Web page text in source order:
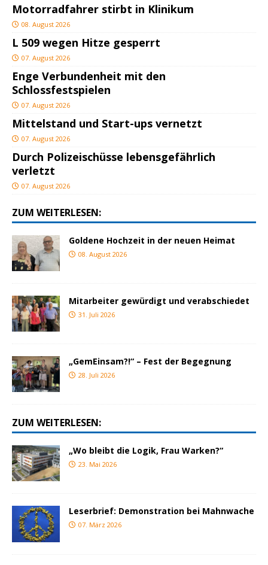
Motorradfahrer stirbt in Klinikum
08. August 2026
L 509 wegen Hitze gesperrt
07. August 2026
Enge Verbundenheit mit den
Schlossfestspielen
07. August 2026
Mittelstand und Start-ups vernetzt
07. August 2026
Durch Polizeischüsse lebensgefährlich
verletzt
07. August 2026
ZUM WEITERLESEN:
Goldene Hochzeit in der neuen Heimat
08. August 2026
Mitarbeiter gewürdigt und verabschiedet
31. Juli 2026
„GemEinsam?!“ – Fest der Begegnung
28. Juli 2026
ZUM WEITERLESEN:
„Wo bleibt die Logik, Frau Warken?“
23. Mai 2026
Leserbrief: Demonstration bei Mahnwache
07. März 2026